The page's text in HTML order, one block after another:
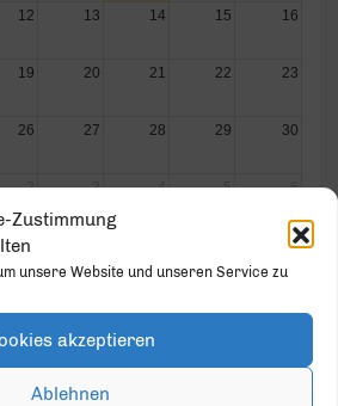
Zustimmung
unsere Website und unseren Service zu
akzeptieren
Ablehnen
12 13 14 15 16
19 20 21 22 23
26 27 28 29 30
2 3 4 5 6